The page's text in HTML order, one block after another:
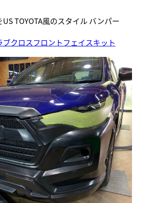
TOYOTA風のスタイル バンパー
ブクロスフロントフェイスキット